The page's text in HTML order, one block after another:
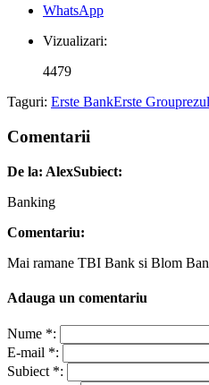
WhatsApp
Vizualizari:
4479
Taguri: Erste BankErste Group
Comentarii
De la: AlexSubiect:
Banking
Comentariu:
Mai ramane TBI Bank si Blom
Adauga un comentariu
Nume *:
E-mail *:
Subiect *: